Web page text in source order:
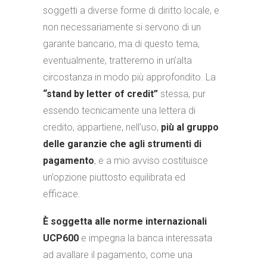
soggetti a diverse forme di diritto locale, e
non necessariamente si servono di un
garante bancario, ma di questo tema,
eventualmente, tratteremo in un’alta
circostanza in modo più approfondito. La
“stand by letter of credit” stessa, pur
essendo tecnicamente una lettera di
credito, appartiene, nell’uso, più al gruppo
delle garanzie che agli strumenti di
pagamento, e a mio avviso costituisce
un’opzione piuttosto equilibrata ed
efficace.
È soggetta alle norme internazionali
UCP600 e impegna la banca interessata
ad avallare il pagamento, come una